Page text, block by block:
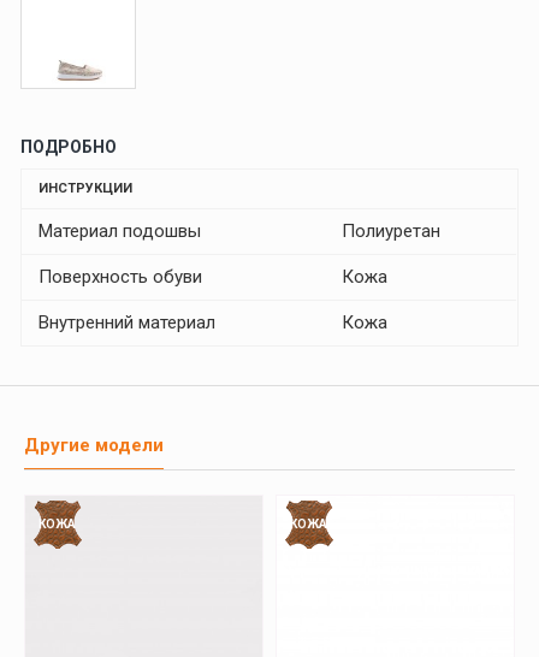
ПОДРОБНО
ИНСТРУКЦИИ
Материал подошвы Полиуретан
Поверхность обуви Кожа
Внутренний материал Кожа
Другие модели
КОЖА КОЖА